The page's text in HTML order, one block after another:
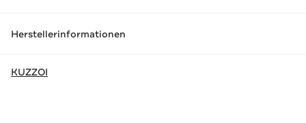
Herstellerinformationen
KUZZOI